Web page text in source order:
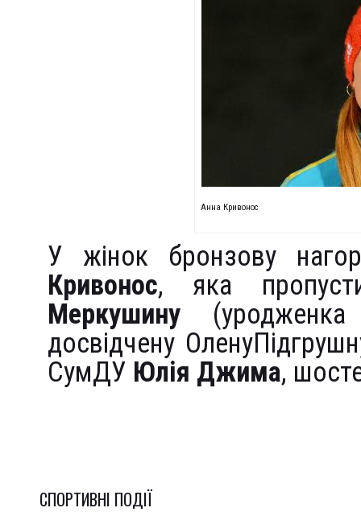
Анна Кривонос
У жінок бронзову
Кривонос, яка
Меркушину
досвідчену
СумДУ Юлія Джима,
СПОРТИВНI ПОДІЇ